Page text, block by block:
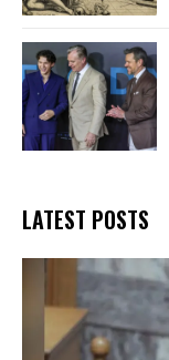
LATEST POSTS